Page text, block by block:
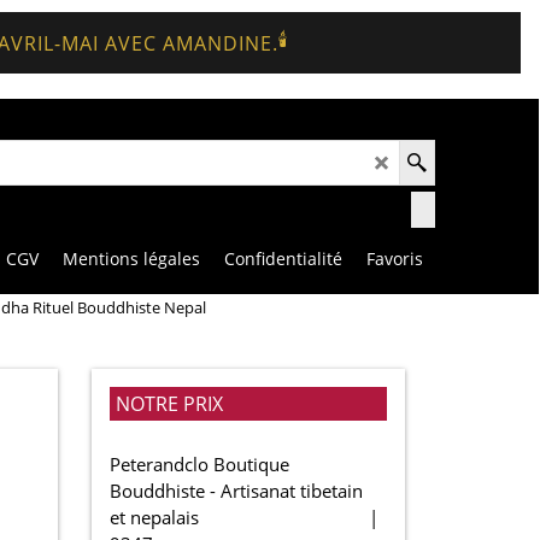
MAI AVEC AMANDINE.🕯️
CGV Mentions légales Confidentialité Favoris
Rituel Bouddhiste Nepal
NOTRE PRIX
Peterandclo Boutique
Bouddhiste - Artisanat tibetain
et nepalais